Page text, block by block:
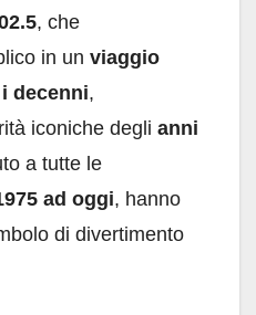
, che
in un viaggio
decenni,
iconiche degli anni
a tutte le
ad oggi, hanno
di divertimento